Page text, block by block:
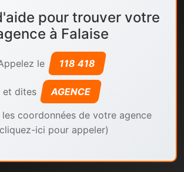
pour trouver votre
à Falaise
le 118 418
et dites AGENCE
coordonnées de votre agence
ici pour appeler)